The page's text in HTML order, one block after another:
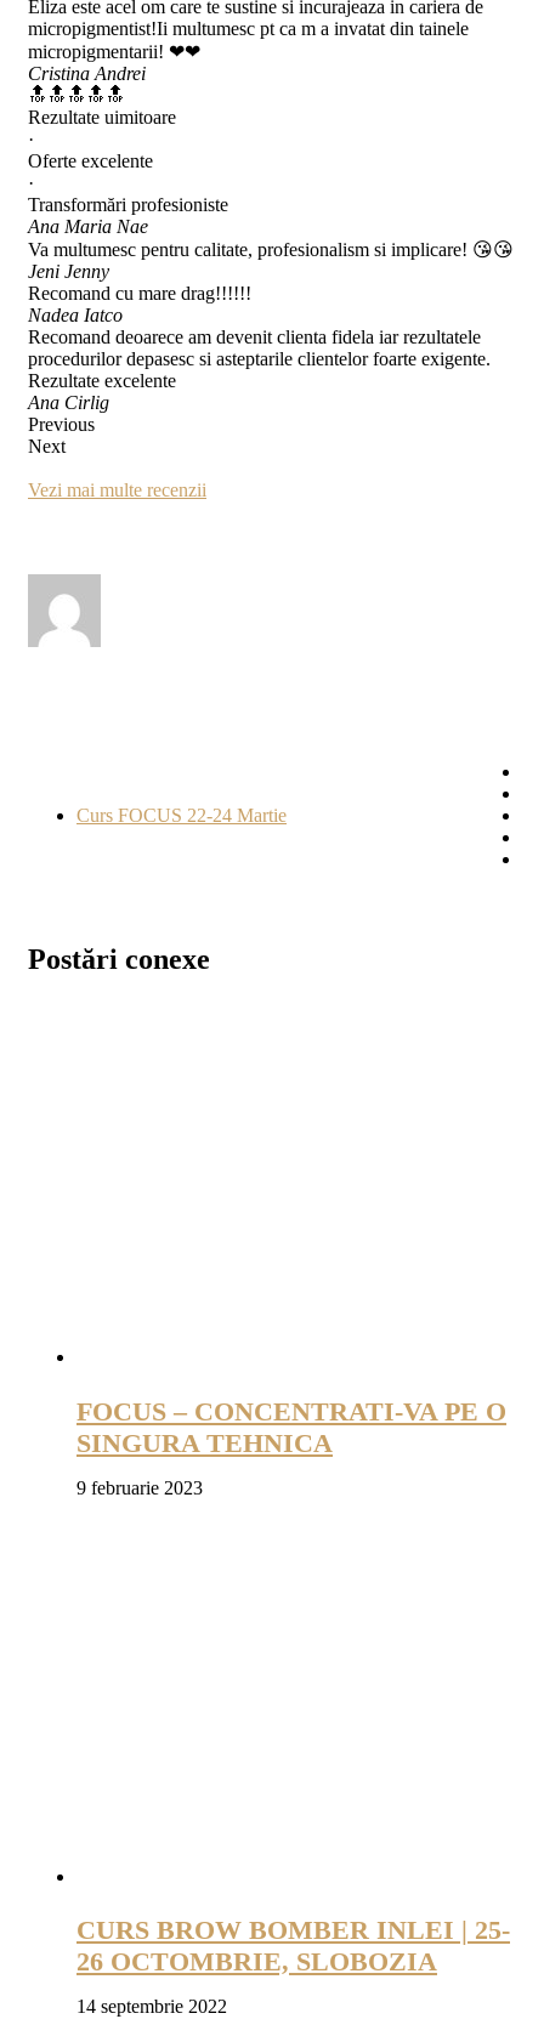
Eliza este acel om care te sustine si incurajeaza in cariera de
micropigmentist!Ii multumesc pt ca m a invatat din tainele
micropigmentarii! ❤❤
Cristina Andrei
🔝🔝🔝🔝🔝
Rezultate uimitoare
·
Oferte excelente
·
Transformări profesioniste
Ana Maria Nae
Va multumesc pentru calitate, profesionalism si implicare! 😘😘
Jeni Jenny
Recomand cu mare drag!!!!!!
Nadea Iatco
Recomand deoarece am devenit clienta fidela iar rezultatele
procedurilor depasesc si asteptarile clientelor foarte exigente.
Rezultate excelente
Ana Cirlig
Previous
Next
Vezi mai multe recenzii
Curs FOCUS 22-24 Martie
Postări conexe
FOCUS – CONCENTRATI-VA PE O
SINGURA TEHNICA
9 februarie 2023
CURS BROW BOMBER INLEI | 25-
26 OCTOMBRIE, SLOBOZIA
14 septembrie 2022